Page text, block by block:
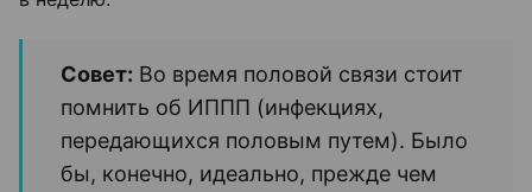
Совет: Во время половой связи стоит
помнить об ИППП (инфекциях,
передающихся половым путем). Было
бы, конечно, идеально, прежде чем